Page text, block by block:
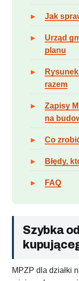
Jak
Urząd
planu
razem
Zapisy
na
Co
Błędy,
FAQ
Szybka
MPZP dla działki